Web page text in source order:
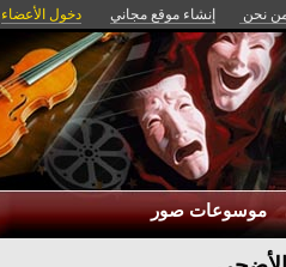
نحن إنشاء موقع مجاني دخول الأعضاء
موسوعات صور